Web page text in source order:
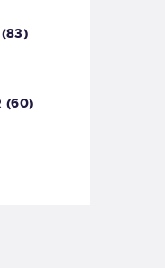
(83)
(60)